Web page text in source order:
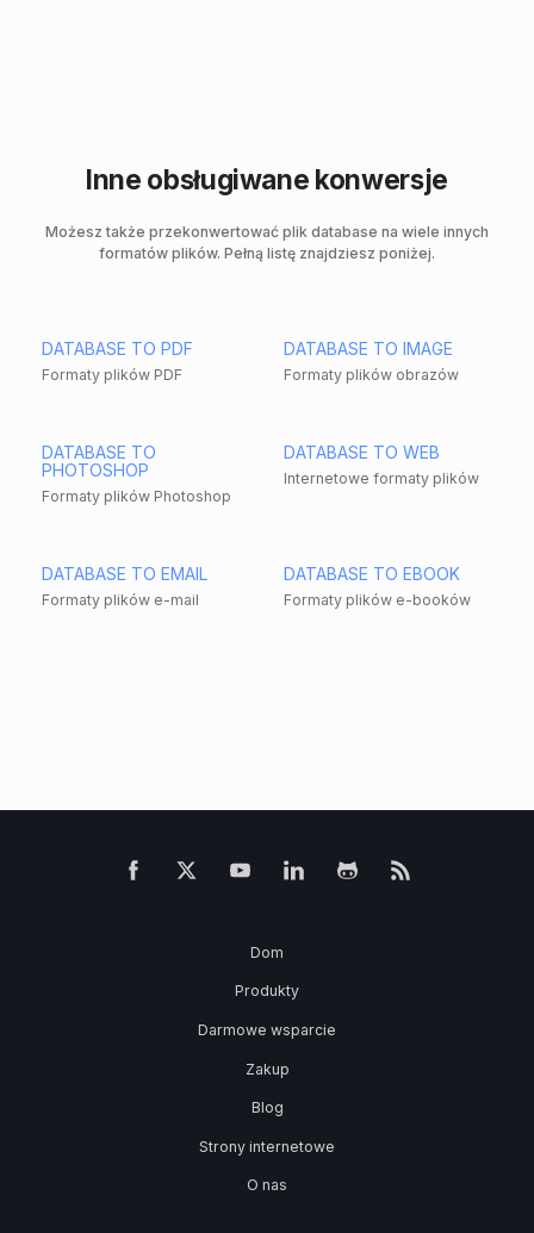
Inne obsługiwane konwersje
Możesz także przekonwertować plik database na wiele innych
formatów plików. Pełną listę znajdziesz poniżej.
DATABASE TO PDF
Formaty plików PDF
DATABASE TO IMAGE
Formaty plików obrazów
DATABASE TO
PHOTOSHOP
Formaty plików Photoshop
DATABASE TO WEB
Internetowe formaty plików
DATABASE TO EMAIL
Formaty plików e-mail
DATABASE TO EBOOK
Formaty plików e-booków
Dom
Produkty
Darmowe wsparcie
Zakup
Blog
Strony internetowe
O nas